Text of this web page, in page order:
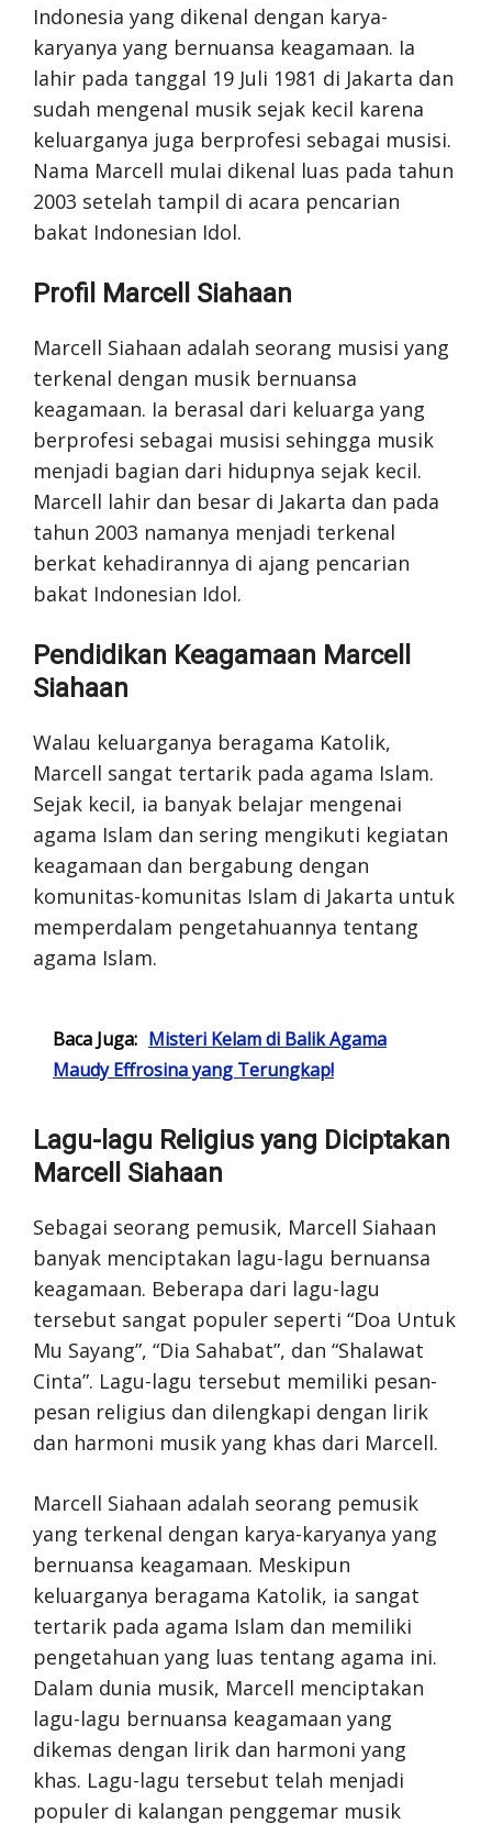
Indonesia yang dikenal dengan karya-
karyanya yang bernuansa keagamaan. Ia
lahir pada tanggal 19 Juli 1981 di Jakarta dan
sudah mengenal musik sejak kecil karena
keluarganya juga berprofesi sebagai musisi.
Nama Marcell mulai dikenal luas pada tahun
2003 setelah tampil di acara pencarian
bakat Indonesian Idol.
Profil Marcell Siahaan
Marcell Siahaan adalah seorang musisi yang
terkenal dengan musik bernuansa
keagamaan. Ia berasal dari keluarga yang
berprofesi sebagai musisi sehingga musik
menjadi bagian dari hidupnya sejak kecil.
Marcell lahir dan besar di Jakarta dan pada
tahun 2003 namanya menjadi terkenal
berkat kehadirannya di ajang pencarian
bakat Indonesian Idol.
Pendidikan Keagamaan Marcell
Siahaan
Walau keluarganya beragama Katolik,
Marcell sangat tertarik pada agama Islam.
Sejak kecil, ia banyak belajar mengenai
agama Islam dan sering mengikuti kegiatan
keagamaan dan bergabung dengan
komunitas-komunitas Islam di Jakarta untuk
memperdalam pengetahuannya tentang
agama Islam.
Baca Juga: Misteri Kelam di Balik Agama
Maudy Effrosina yang Terungkap!
Lagu-lagu Religius yang Diciptakan
Marcell Siahaan
Sebagai seorang pemusik, Marcell Siahaan
banyak menciptakan lagu-lagu bernuansa
keagamaan. Beberapa dari lagu-lagu
tersebut sangat populer seperti “Doa Untuk
Mu Sayang”, “Dia Sahabat”, dan “Shalawat
Cinta”. Lagu-lagu tersebut memiliki pesan-
pesan religius dan dilengkapi dengan lirik
dan harmoni musik yang khas dari Marcell.
Marcell Siahaan adalah seorang pemusik
yang terkenal dengan karya-karyanya yang
bernuansa keagamaan. Meskipun
keluarganya beragama Katolik, ia sangat
tertarik pada agama Islam dan memiliki
pengetahuan yang luas tentang agama ini.
Dalam dunia musik, Marcell menciptakan
lagu-lagu bernuansa keagamaan yang
dikemas dengan lirik dan harmoni yang
khas. Lagu-lagu tersebut telah menjadi
populer di kalangan penggemar musik